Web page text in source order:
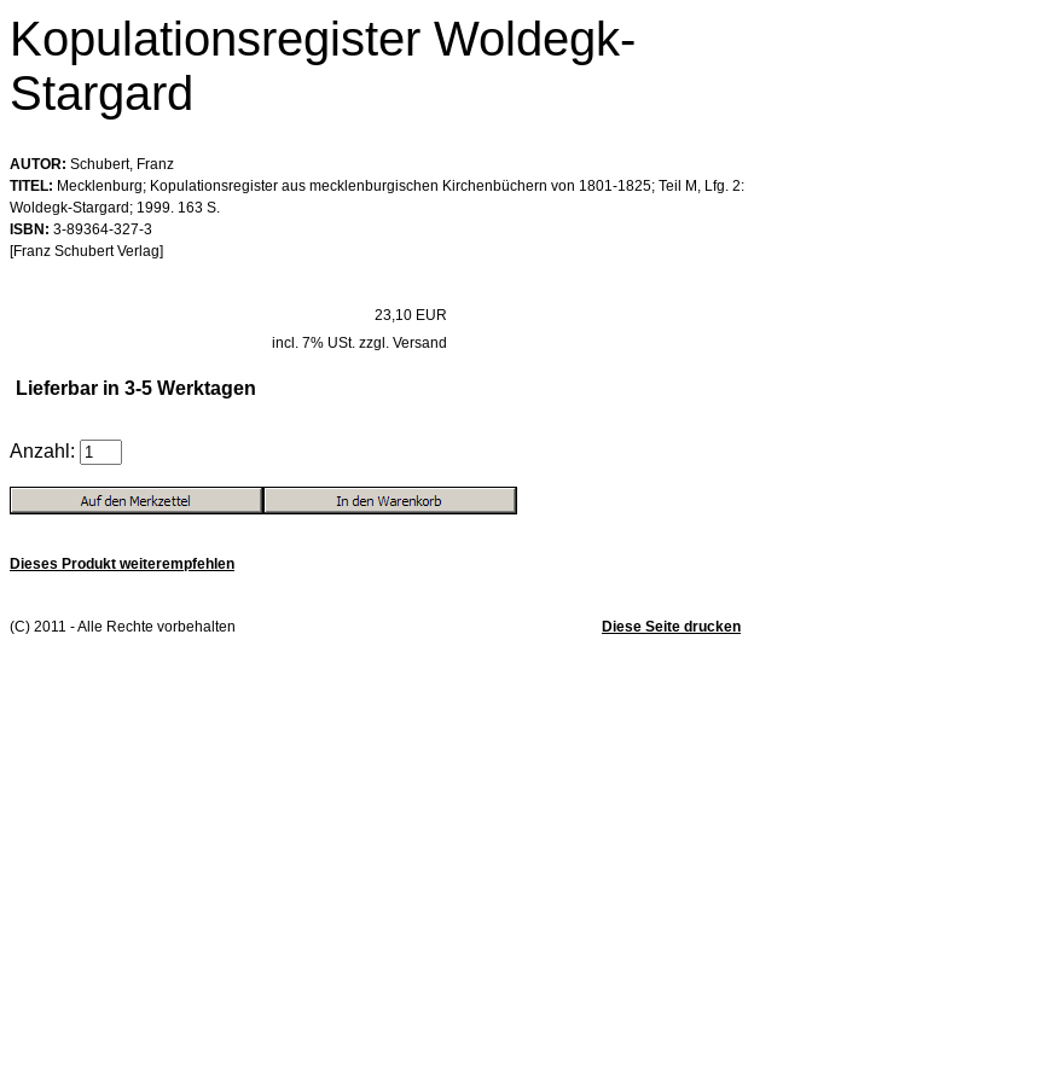
Kopulationsregister Woldegk-
Stargard
AUTOR: Schubert, Franz
TITEL: Mecklenburg; Kopulationsregister aus mecklenburgischen Kirchenbüchern von 1801-1825; Teil M, Lfg. 2:
Woldegk-Stargard; 1999. 163 S.
ISBN: 3-89364-327-3
[Franz Schubert Verlag]
23,10 EUR
incl. 7% USt. zzgl. Versand
Lieferbar in 3-5 Werktagen
Anzahl:
Dieses Produkt weiterempfehlen
(C) 2011 - Alle Rechte vorbehalten Diese Seite drucken